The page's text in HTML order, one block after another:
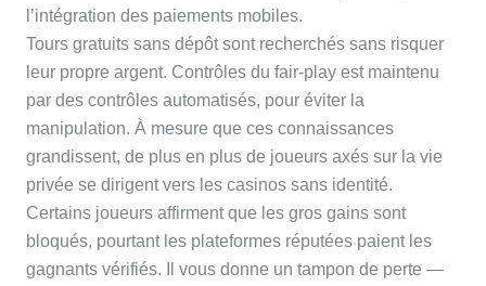
l’intégration des paiements mobiles.
Tours gratuits sans dépôt sont recherchés sans risquer
leur propre argent. Contrôles du fair-play est maintenu
par des contrôles automatisés, pour éviter la
manipulation. À mesure que ces connaissances
grandissent, de plus en plus de joueurs axés sur la vie
privée se dirigent vers les casinos sans identité.
Certains joueurs affirment que les gros gains sont
bloqués, pourtant les plateformes réputées paient les
gagnants vérifiés. Il vous donne un tampon de perte —